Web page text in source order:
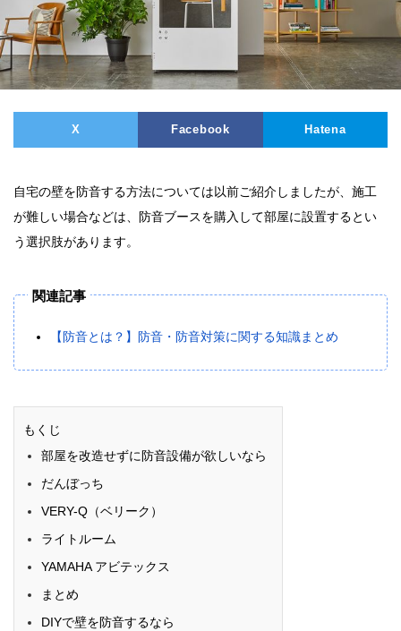
X Facebook Hatena
自宅の壁を防音する方法については以前ご紹介しましたが、施工
が難しい場合などは、防音ブースを購入して部屋に設置するとい
う選択肢があります。
関連記事
【防音とは？】防音・防音対策に関する知識まとめ
もくじ
部屋を改造せずに防音設備が欲しいなら
だんぼっち
VERY-Q（ベリーク）
ライトルーム
YAMAHA アビテックス
まとめ
DIYで壁を防音するなら